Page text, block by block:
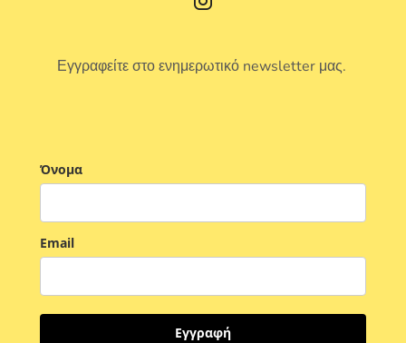
Εγγραφείτε στο ενημερωτικό newsletter μας.
Όνομα
Email
Εγγραφή